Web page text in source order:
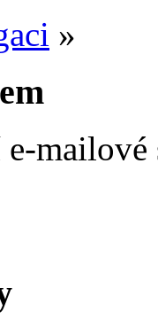
»
mailové